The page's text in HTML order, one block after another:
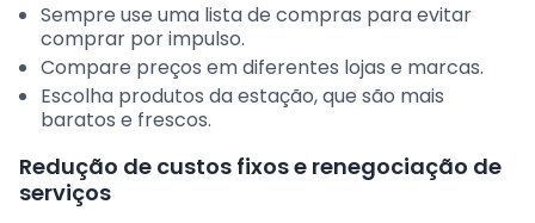
Sempre use uma lista de compras para evitar
comprar por impulso.
Compare preços em diferentes lojas e marcas.
Escolha produtos da estação, que são mais
baratos e frescos.
Redução de custos fixos e renegociação de
serviços